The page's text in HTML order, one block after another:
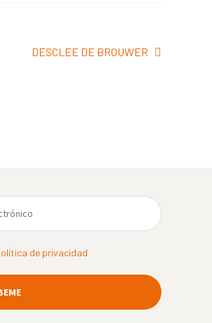
Siguiente:
DESCLEE DE BROUWER
de privacidad